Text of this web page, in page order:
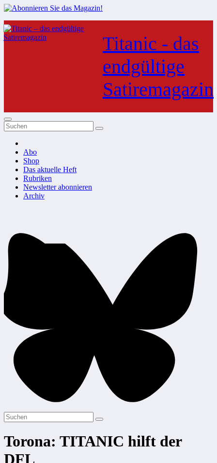
Zum
Inhalt
springen
Titanic - das
endgültige
Satiremagazin
Abo
Shop
Das aktuelle Heft
Rubriken
Newsletter abonnieren
Archiv
Torona: TITANIC hilft der
DFL